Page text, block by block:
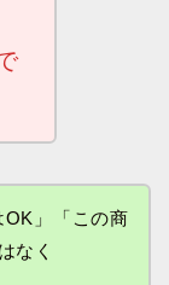
」「この商
なく